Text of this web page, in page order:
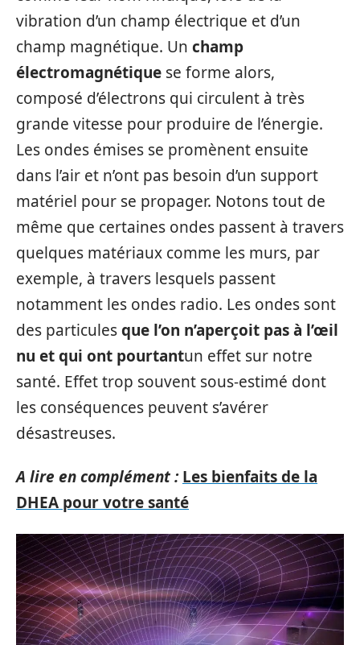
vibration d’un champ électrique et d’un
champ magnétique. Un champ
électromagnétique se forme alors,
composé d’électrons qui circulent à très
grande vitesse pour produire de l’énergie.
Les ondes émises se promènent ensuite
dans l’air et n’ont pas besoin d’un support
matériel pour se propager. Notons tout de
même que certaines ondes passent à travers
quelques matériaux comme les murs, par
exemple, à travers lesquels passent
notamment les ondes radio. Les ondes sont
des particulesque l’on n’aperçoit pas à l’œil
nu et qui ont pourtantun effet sur notre
santé. Effet trop souvent sous-estimé dont
les conséquences peuvent s’avérer
désastreuses.
A lire en complément : Les bienfaits de la
DHEA pour votre santé